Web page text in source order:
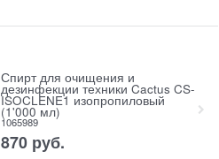
Спирт для очищения и
дезинфекции техники Cactus CS-
ISOCLENE1 изопропиловый
(1'000 мл)
1065989
870 руб.